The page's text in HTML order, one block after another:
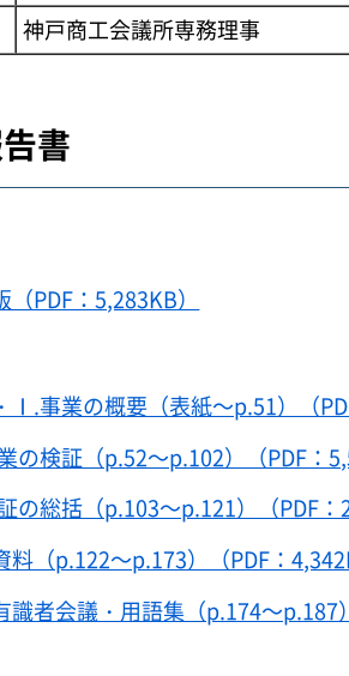
神戸商工会議所専務理事
書
PDF：5,283KB）
Ⅰ.事業の概要（表紙～p.51）（
検証（p.52～p.102）（PDF：
総括（p.103～p.121）（PDF：
（p.122～p.173）（PDF：
者会議・用語集（p.174～p.187